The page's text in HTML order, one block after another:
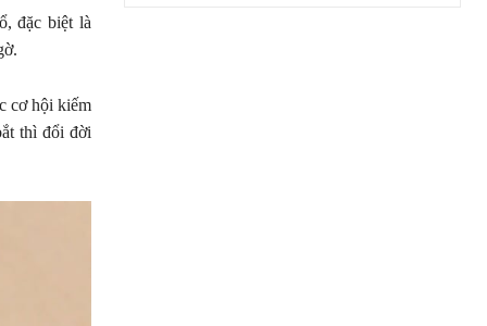
đặc biệt là
cơ hội kiếm
thì đổi đời